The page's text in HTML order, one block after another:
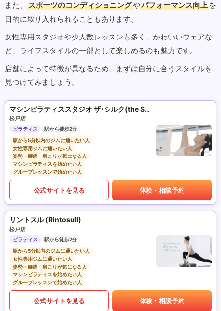
また、
スポーツのコンディショニングやパフォーマンス向上 を
目的に取り入れられることもあります。
女性専用スタジオや少人数レッスンも多く、かわいいウェアな
ど、ライフスタイルの一部として楽しめるのも魅力です。
店舗によって特徴が異なるため、まずは自分に合うスタイルを
見つけてみましょう。
マシンピラティススタジオ ザ･シルク(the SILK)
松戸店
ピラティス
駅から徒歩2分
駅から5分以内のジムに通いたい人
女性専用ジムに通いたい人
姿勢・腰痛・肩こりが気になる人
マシンピラティスを始めたい人
グループレッスンで始めたい人
公式サイトを見る 体験・相談予約
リントスル (Rintosull)
松戸店
ピラティス
駅から徒歩2分
駅から5分以内のジムに通いたい人
女性専用ジムに通いたい人
姿勢・腰痛・肩こりが気になる人
マシンピラティスを始めたい人
グループレッスンで始めたい人
公式サイトを見る 体験・相談予約